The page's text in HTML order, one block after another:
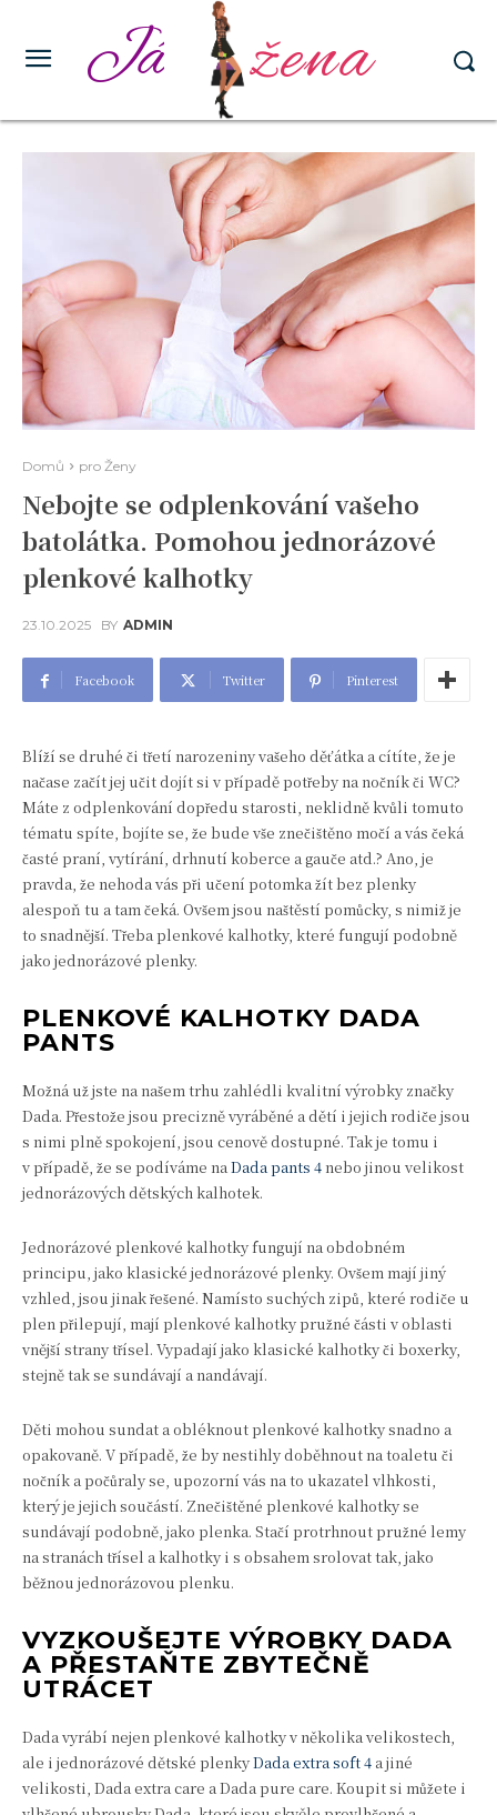
Já žena
Domů pro Ženy
Nebojte se odplenkování vašeho
batolátka. Pomohou jednorázové
plenkové kalhotky
23.10.2025 BY ADMIN
Facebook Twitter Pinterest
Blíží se druhé či třetí narozeniny vašeho děťátka a cítíte, že je
načase začít jej učit dojít si v případě potřeby na nočník či WC?
Máte z odplenkování dopředu starosti, neklidně kvůli tomuto
tématu spíte, bojíte se, že bude vše znečištěno močí a vás čeká
časté praní, vytírání, drhnutí koberce a gauče atd.? Ano, je
pravda, že nehoda vás při učení potomka žít bez plenky
alespoň tu a tam čeká. Ovšem jsou naštěstí pomůcky, s nimiž je
to snadnější. Třeba plenkové kalhotky, které fungují podobně
jako jednorázové plenky.
PLENKOVÉ KALHOTKY DADA
PANTS
Možná už jste na našem trhu zahlédli kvalitní výrobky značky
Dada. Přestože jsou precizně vyráběné a dětí i jejich rodiče jsou
s nimi plně spokojení, jsou cenově dostupné. Tak je tomu i
v případě, že se podíváme naDada pants 4nebo jinou velikost
jednorázových dětských kalhotek.
Jednorázové plenkové kalhotky fungují na obdobném
principu, jako klasické jednorázové plenky. Ovšem mají jiný
vzhled, jsou jinak řešené. Namísto suchých zipů, které rodiče u
plen přilepují, mají plenkové kalhotky pružné části v oblasti
vnější strany třísel. Vypadají jako klasické kalhotky či boxerky,
stejně tak se sundávají a nandávají.
Děti mohou sundat a obléknout plenkové kalhotky snadno a
opakovaně. V případě, že by nestihly doběhnout na toaletu či
nočník a počůraly se, upozorní vás na to ukazatel vlhkosti,
který je jejich součástí. Znečištěné plenkové kalhotky se
sundávají podobně, jako plenka. Stačí protrhnout pružné lemy
na stranách třísel a kalhotky i s obsahem srolovat tak, jako
běžnou jednorázovou plenku.
VYZKOUŠEJTE VÝROBKY DADA
A PŘESTAŇTE ZBYTEČNĚ
UTRÁCET
Dada vyrábí nejen plenkové kalhotky v několika velikostech,
ale i jednorázové dětské plenkyDada extra soft 4 a jiné
velikosti, Dada extra care a Dada pure care. Koupit si můžete i